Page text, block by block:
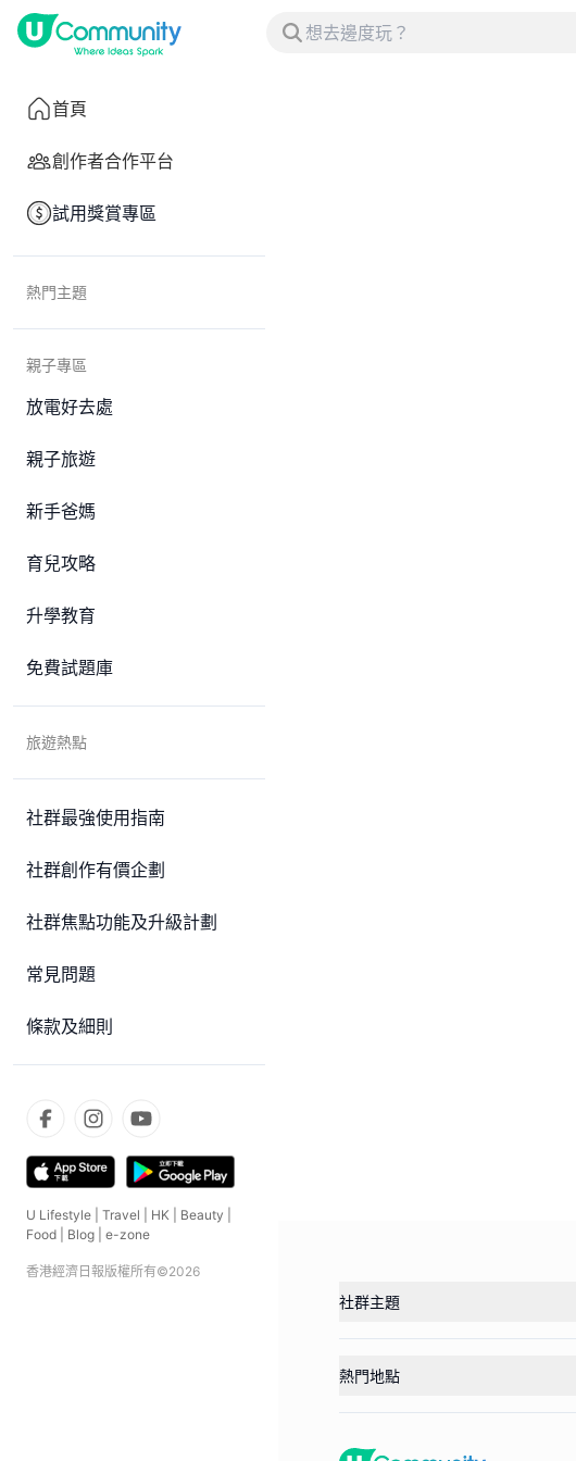
首頁
創作者合作平台
試用獎賞專區
熱門主題
親子專區
放電好去處
親子旅遊
新手爸媽
育兒攻略
升學教育
免費試題庫
旅遊熱點
社群最強使用指南
社群創作有價企劃
社群焦點功能及升級計劃
常見問題
條款及細則
U Lifestyle Travel HK Beauty
Food
Blog e-zone
香港經濟日報版權所有©2026
社群主題
熱門地點